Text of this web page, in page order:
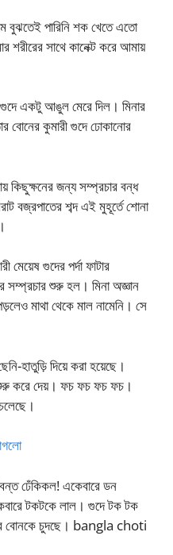
বুঝতেই পারিনি শক খেতে এতো
সাথে কানেক্ট করে আমায়
একটু আঙুল মেরে দিল। মিনার
বোনের কুমারী গুদে ঢোকানোর
কিছুক্ষনের জন্য সম্প্রচার বন্ধ
বজ্রপাতের শব্দ এই মুহূর্তে শোনা
মেয়েষ গুদের পর্দা ফাটার
শুরু হল। মিনা অজ্ঞান
মাথা থেকে মাল নামেনি। সে
হাতুড়ি দিয়ে করা হয়েছে।
করে দেয়। ফচ ফচ ফচ ফচ।
ঢেঁকিকল! একেবারে ডন
টকটকে লাল। গুদে টক টক
বোনকে চুদছে। bangla choti